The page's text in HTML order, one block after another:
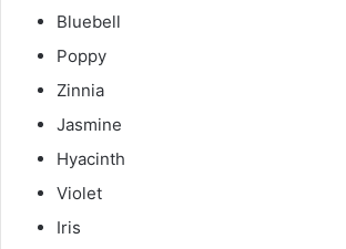
Bluebell
Poppy
Zinnia
Jasmine
Hyacinth
Violet
Iris